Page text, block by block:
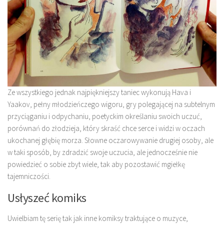
Ze wszystkiego jednak najpiękniejszy taniec wykonują Hava i
Yaakov, pełny młodzieńczego wigoru, gry polegającej na subtelnym
przyciąganiu i odpychaniu, poetyckim określaniu swoich uczuć,
porównań do złodzieja, który skraść chce serce i widzi w oczach
ukochanej głębię morza. Słowne oczarowywanie drugiej osoby, ale
w taki sposób, by zdradzić swoje uczucia, ale jednocześnie nie
powiedzieć o sobie zbyt wiele, tak aby pozostawić mgiełkę
tajemniczości.
Usłyszeć komiks
Uwielbiam tę serię tak jak inne komiksy traktujące o muzyce,